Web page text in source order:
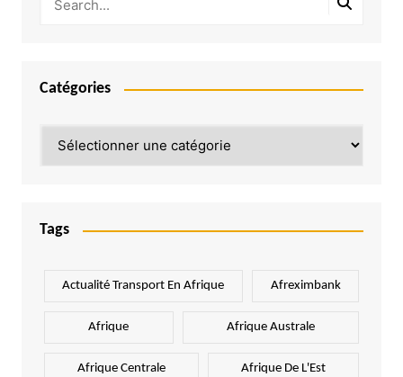
Catégories
Tags
Actualité Transport En Afrique Afreximbank
Afrique Afrique Australe
Afrique Centrale Afrique De L'Est